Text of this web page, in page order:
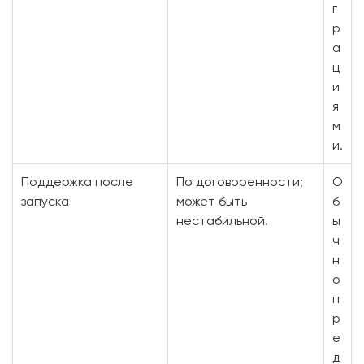
г
р
а
ц
и
я
м
и.
Поддержка после
запуска
По договоренности;
может быть
нестабильной.
О
б
ы
ч
н
о
п
р
е
д